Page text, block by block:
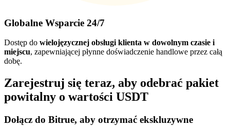
Globalne Wsparcie 24/7
Dostęp do wielojęzycznej obsługi klienta w dowolnym czasie i
miejscu, zapewniającej płynne doświadczenie handlowe przez całą
dobę.
Zarejestruj się teraz, aby odebrać pakiet
powitalny o wartości USDT
Dołącz do Bitrue, aby otrzymać ekskluzywne